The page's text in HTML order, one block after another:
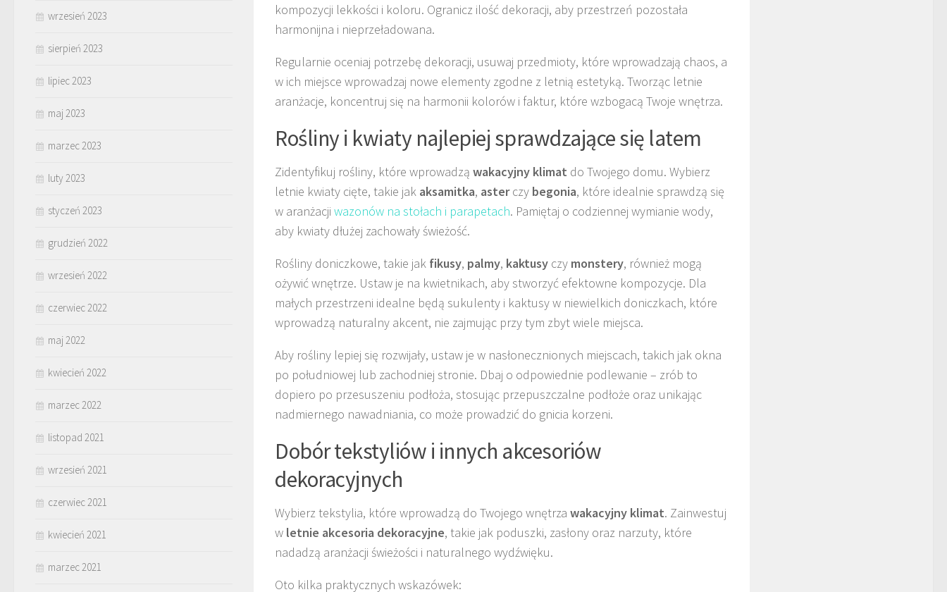
kompozycji lekkości i koloru. Ogranicz ilość dekoracji, aby przestrzeń pozostała
harmonijna i nieprzeładowana.
Regularnie oceniaj potrzebę dekoracji, usuwaj przedmioty, które wprowadzają chaos, a
w ich miejsce wprowadzaj nowe elementy zgodne z letnią estetyką. Tworząc letnie
aranżacje, koncentruj się na harmonii kolorów i faktur, które wzbogacą Twoje wnętrza.
Rośliny i kwiaty najlepiej sprawdzające się latem
Zidentyfikuj rośliny, które wprowadzą wakacyjny klimat do Twojego domu. Wybierz
letnie kwiaty cięte, takie jak aksamitka, asterczy begonia, które idealnie sprawdzą się
w aranżacji wazonów na stołach i parapetach. Pamiętaj o codziennej wymianie wody,
aby kwiaty dłużej zachowały świeżość.
Rośliny doniczkowe, takie jak fikusy, palmy, kaktusy czy monstery, również mogą
ożywić wnętrze. Ustaw je na kwietnikach, aby stworzyć efektowne kompozycje. Dla
małych przestrzeni idealne będą sukulenty i kaktusy w niewielkich doniczkach, które
wprowadzą naturalny akcent, nie zajmując przy tym zbyt wiele miejsca.
Aby rośliny lepiej się rozwijały, ustaw je w nasłonecznionych miejscach, takich jak okna
po południowej lub zachodniej stronie. Dbaj o odpowiednie podlewanie – zrób to
dopiero po przesuszeniu podłoża, stosując przepuszczalne podłoże oraz unikając
nadmiernego nawadniania, co może prowadzić do gnicia korzeni.
Dobór tekstyliów i innych akcesoriów
dekoracyjnych
Wybierz tekstylia, które wprowadzą do Twojego wnętrza wakacyjny klimat. Zainwestuj
w letnie akcesoria dekoracyjne, takie jak poduszki, zasłony oraz narzuty, które
nadadzą aranżacji świeżości i naturalnego wydźwięku.
Oto kilka praktycznych wskazówek:
wrzesień 2023
sierpień 2023
lipiec 2023
maj 2023
marzec 2023
luty 2023
styczeń 2023
grudzień 2022
wrzesień 2022
czerwiec 2022
maj 2022
kwiecień 2022
marzec 2022
listopad 2021
wrzesień 2021
czerwiec 2021
kwiecień 2021
marzec 2021